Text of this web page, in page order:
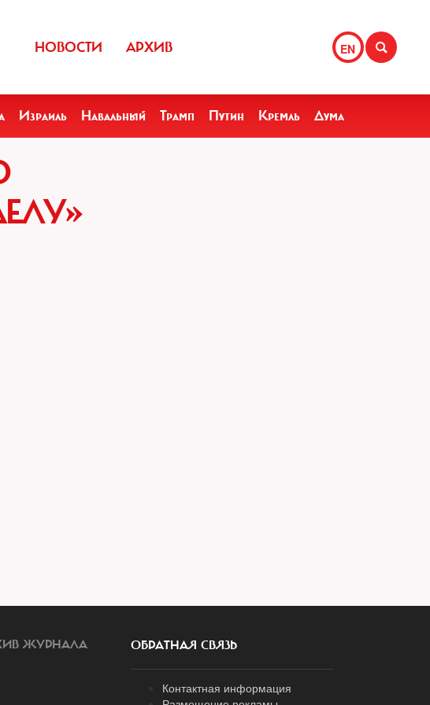
EN
НОВОСТИ АРХИВ
Израиль Навальный Трамп Путин Кремль Дума
ЖУРНАЛА ОБРАТНАЯ СВЯЗЬ
Контактная информация